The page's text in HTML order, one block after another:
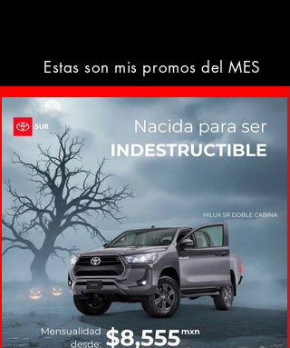
Estas son mis promos del MES